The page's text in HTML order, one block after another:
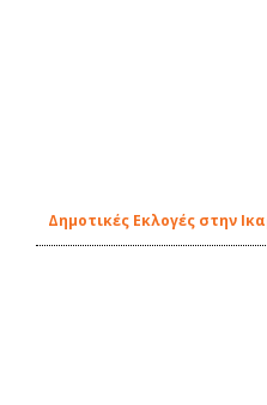
Δημοτικές Εκλογές στην